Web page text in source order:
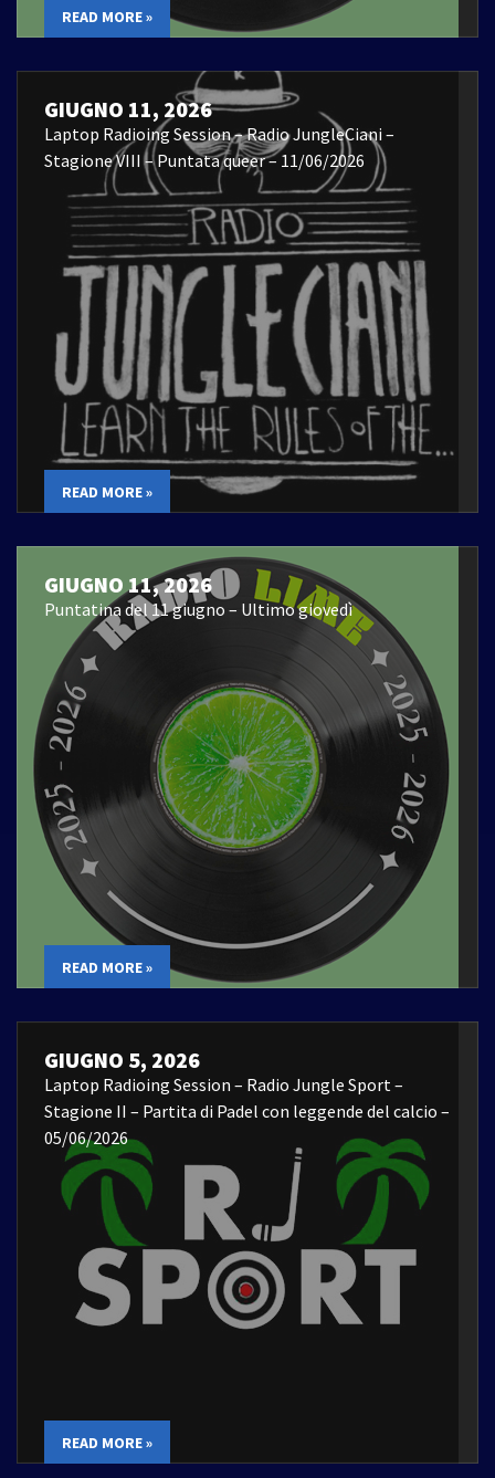
READ MORE »
GIUGNO 11, 2026
Laptop Radioing Session – Radio JungleCiani –
Stagione VIII – Puntata queer – 11/06/2026
READ MORE »
GIUGNO 11, 2026
Puntatina del 11 giugno – Ultimo giovedì
READ MORE »
GIUGNO 5, 2026
Laptop Radioing Session – Radio Jungle Sport –
Stagione II – Partita di Padel con leggende del calcio –
05/06/2026
READ MORE »